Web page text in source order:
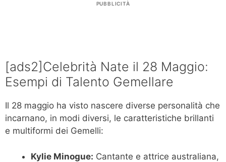
PUBBLICITÀ
[ads2]Celebrità Nate il 28 Maggio:
Esempi di Talento Gemellare
Il 28 maggio ha visto nascere diverse personalità che
incarnano, in modi diversi, le caratteristiche brillanti
e multiformi dei Gemelli:
Kylie Minogue: Cantante e attrice australiana,